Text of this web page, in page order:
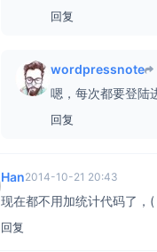
回复
wordpressnote
嗯，每次都要登陆
回复
Han2014-10-21 20:43
现在都不用加统计代码了
回复